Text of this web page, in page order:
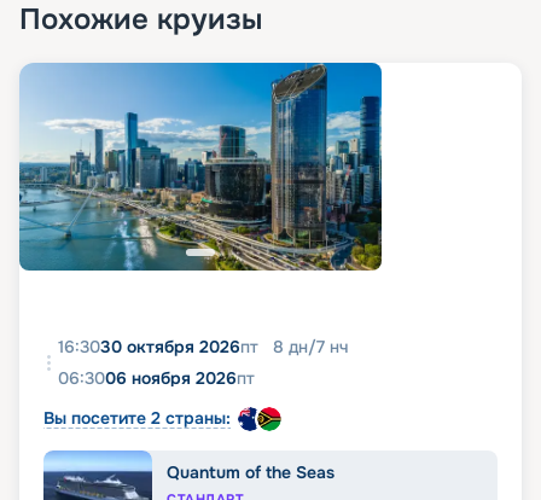
Похожие круизы
16:3030 октября 2026пт 8 дн/7 нч
06:3006 ноября 2026пт
Вы посетите 2 страны:
Quantum of the Seas